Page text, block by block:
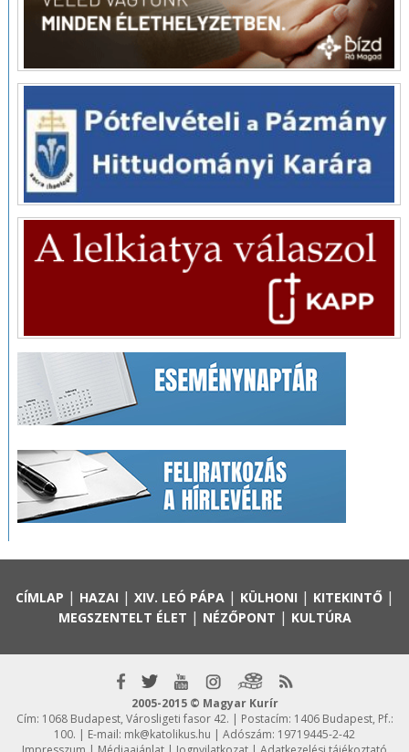
CÍMLAP | HAZAI | XIV. LEÓ PÁPA| KÜLHONI | KITEKINTŐ|
MEGSZENTELT ÉLET | NÉZŐPONT | KULTÚRA
2005-2015 © Magyar Kurír
Cím: 1068 Budapest, Városligeti fasor 42. | Postacím: 1406 Budapest, Pf.:
100. | E-mail: mk@katolikus.hu | Adószám: 19719445-2-42